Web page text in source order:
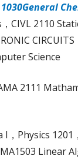
1030General
2110
Science
2111
Physics 1201
Linear